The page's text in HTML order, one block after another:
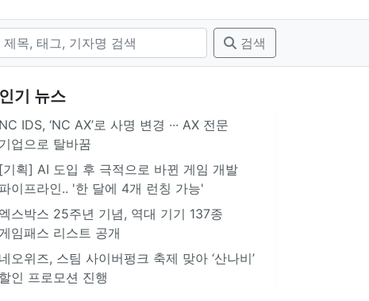
검색
인기 뉴스
NC IDS, ‘NC AX’로 사명 변경 ∙∙∙ AX 전문
기업으로 탈바꿈
[기획] AI 도입 후 극적으로 바뀐 게임 개발
파이프라인.. '한 달에 4개 런칭 가능'
엑스박스 25주년 기념, 역대 기기 137종
게임패스 리스트 공개
네오위즈, 스팀 사이버펑크 축제 맞아 ‘산나비’
할인 프로모션 진행